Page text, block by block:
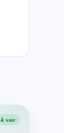
À voir